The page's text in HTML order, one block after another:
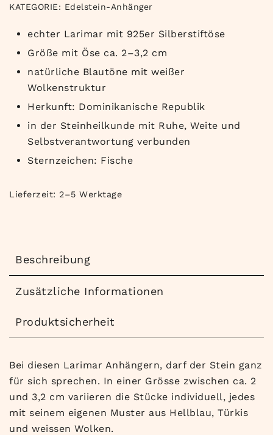
KATEGORIE: Edelstein-Anhänger
echter Larimar mit 925er Silberstiftöse
Größe mit Öse ca. 2–3,2 cm
natürliche Blautöne mit weißer
Wolkenstruktur
Herkunft: Dominikanische Republik
in der Steinheilkunde mit Ruhe, Weite und
Selbstverantwortung verbunden
Sternzeichen: Fische
Lieferzeit: 2–5 Werktage
Beschreibung
Zusätzliche Informationen
Produktsicherheit
Bei diesen Larimar Anhängern, darf der Stein ganz
für sich sprechen. In einer Grösse zwischen ca. 2
und 3,2 cm variieren die Stücke individuell, jedes
mit seinem eigenen Muster aus Hellblau, Türkis
und weissen Wolken.